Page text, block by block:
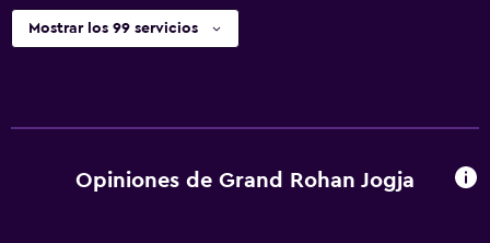
Mostrar los 99 servicios
Opiniones de Grand Rohan Jogja